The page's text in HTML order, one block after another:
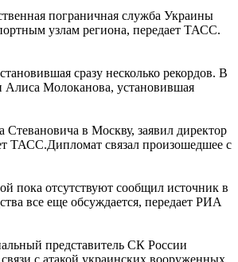
пограничная служба Украины
узлам региона, передает ТАСС.
сразу несколько рекордов. В
Алиса Молоканова, установившая
в Москву, заявил директор
ТАСС.Дипломат связал произошедшее с
пока отсутствуют сообщил источник в
все еще обсуждается, передает РИА
представитель СК России
с атакой украинских вооруженных